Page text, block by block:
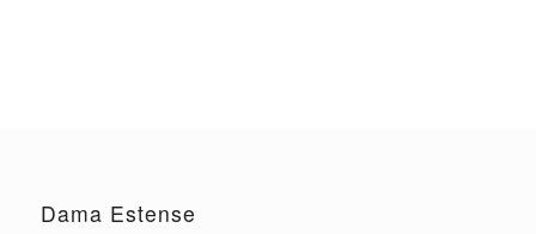
Dama Estense